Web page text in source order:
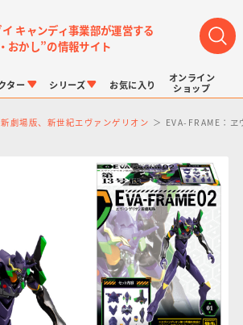
キャンディ事業部が運営する
おかし”の情報サイト
ター
プリキュアシリーズ ドラゴンボール
シリーズ
ポケモンキッズ
お気に入り
オンライン
ショップ
劇場版、新世紀エヴァンゲリオン EVA-FRAME：